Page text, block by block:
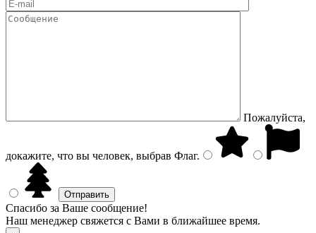
Пожалуйста,
докажите, что вы человек, выбрав Флаг.
Спасибо за Ваше сообщение!
Наш менеджер свяжется с Вами в ближайшее время.